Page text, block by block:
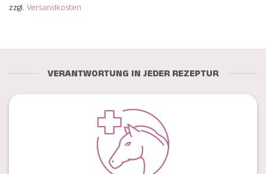
zzgl. Versandkosten
VERANTWORTUNG IN JEDER REZEPTUR